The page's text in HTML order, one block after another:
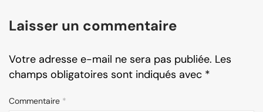
Laisser un commentaire
Votre adresse e-mail ne sera pas publiée. Les
champs obligatoires sont indiqués avec *
Commentaire *